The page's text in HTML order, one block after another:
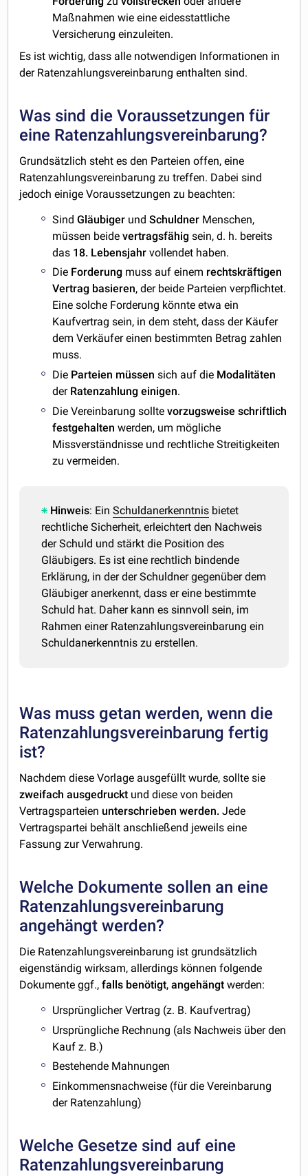
Maßnahmen wie eine eidesstattliche
Versicherung einzuleiten.
Es ist wichtig, dass alle notwendigen Informationen in
der Ratenzahlungsvereinbarung enthalten sind.
Was sind die Voraussetzungen für
eine Ratenzahlungsvereinbarung?
Grundsätzlich steht es den Parteien offen, eine
Ratenzahlungsvereinbarung zu treffen. Dabei sind
jedoch einige Voraussetzungen zu beachten:
SindGläubiger undSchuldner Menschen,
müssen beidevertragsfähig sein, d. h. bereits
das 18. Lebensjahr vollendet haben.
Die Forderung muss auf einem rechtskräftigen
Vertrag basieren, der beide Parteien verpflichtet.
Eine solche Forderung könnte etwa ein
Kaufvertrag sein, in dem steht, dass der Käufer
dem Verkäufer einen bestimmten Betrag zahlen
muss.
Die Parteien müssen sich auf die Modalitäten
der Ratenzahlung einigen.
Die Vereinbarung solltevorzugsweise schriftlich
festgehalten werden, um mögliche
Missverständnisse und rechtliche Streitigkeiten
zu vermeiden.
Hinweis: EinSchuldanerkenntnis bietet
rechtliche Sicherheit, erleichtert den Nachweis
der Schuld und stärkt die Position des
Gläubigers. Es ist eine rechtlich bindende
Erklärung, in der der Schuldner gegenüber dem
Gläubiger anerkennt, dass er eine bestimmte
Schuld hat. Daher kann es sinnvoll sein, im
Rahmen einer Ratenzahlungsvereinbarung ein
Schuldanerkenntnis zu erstellen.
Was muss getan werden, wenn die
Ratenzahlungsvereinbarung fertig
ist?
Nachdem diese Vorlage ausgefüllt wurde, sollte sie
zweifach ausgedruckt und diese von beiden
Vertragsparteien unterschrieben werden. Jede
Vertragspartei behält anschließend jeweils eine
Fassung zur Verwahrung.
Welche Dokumente sollen an eine
Ratenzahlungsvereinbarung
angehängt werden?
Die Ratenzahlungsvereinbarung ist grundsätzlich
eigenständig wirksam, allerdings können folgende
Dokumente ggf.,falls benötigt,angehängt werden:
Ursprünglicher Vertrag (z. B. Kaufvertrag)
Ursprüngliche Rechnung (als Nachweis über den
Kauf z. B.)
Bestehende Mahnungen
Einkommensnachweise (für die Vereinbarung
der Ratenzahlung)
Welche Gesetze sind auf eine
Ratenzahlungsvereinbarung